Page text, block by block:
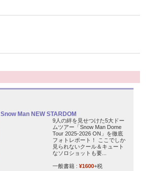
Snow Man NEW STARDOM
9人の絆を見せつけた5大ドー
ムツアー「Snow Man Dome
Tour 2025-2026 ON」を徹底
フォトレポート！ ここでしか
見られないクール＆キュート
なソロショットも要...
一般書籍 : ¥1600+税